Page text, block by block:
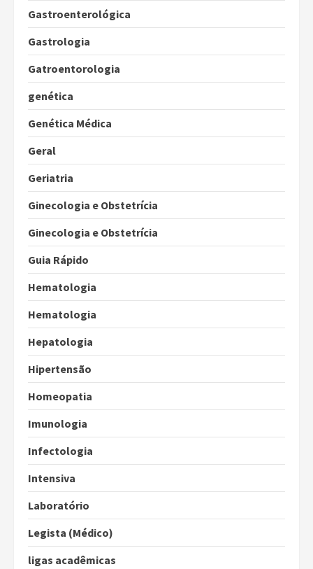
Gastroenterológica
Gastrologia
Gatroentorologia
genética
Genética Médica
Geral
Geriatria
Ginecologia e Obstetrícia
Ginecologia e Obstetrícia
Guia Rápido
Hematologia
Hematologia
Hepatologia
Hipertensão
Homeopatia
Imunologia
Infectologia
Intensiva
Laboratório
Legista (Médico)
ligas acadêmicas